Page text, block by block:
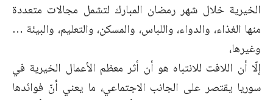
الخيرية خلال شهر رمضان المبارك لتشمل مجالات متعددة
منها الغذاء، والدواء، واللباس، والمسكن، والتعليم، والبيئة …
وغيرها،
إلّا أن اللافت للانتباه هو أن أثر معظم الأعمال الخيرية في
سوريا يقتصر على الجانب الاجتماعي، ما يعني أنّ فوائدها